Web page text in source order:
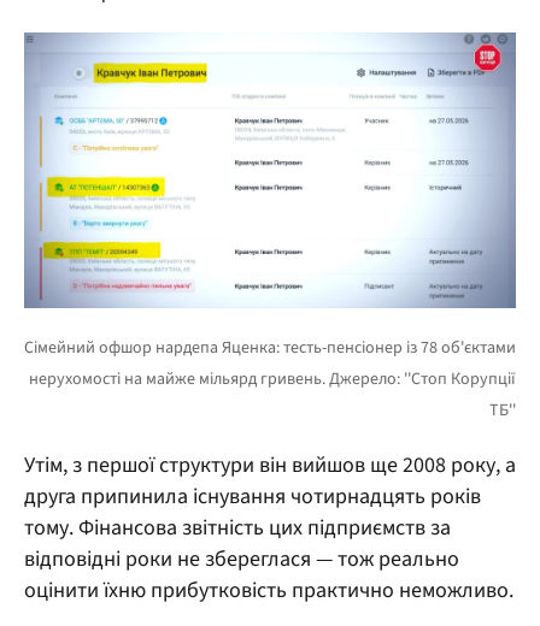
Утім, з першої структури він вийшов ще 2008 року, а
друга припинила існування чотирнадцять років
тому. Фінансова звітність цих підприємств за
відповідні роки не збереглася — тож реально
оцінити їхню прибутковість практично неможливо.